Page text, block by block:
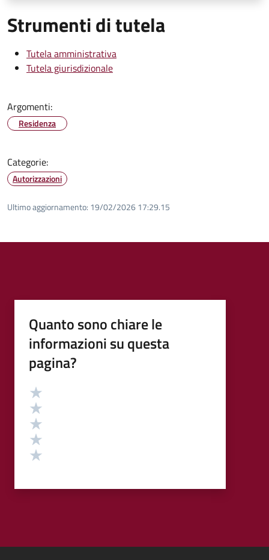
Strumenti di tutela
Tutela amministrativa
Tutela giurisdizionale
Argomenti:
Residenza
Categorie:
Autorizzazioni
Ultimo aggiornamento: 19/02/2026 17:29.15
Quanto sono chiare le
informazioni su questa
pagina?
Valutazione